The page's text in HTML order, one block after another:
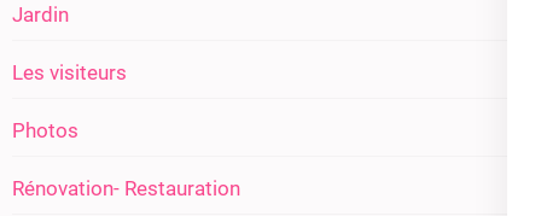
Jardin
Les visiteurs
Photos
Rénovation- Restauration